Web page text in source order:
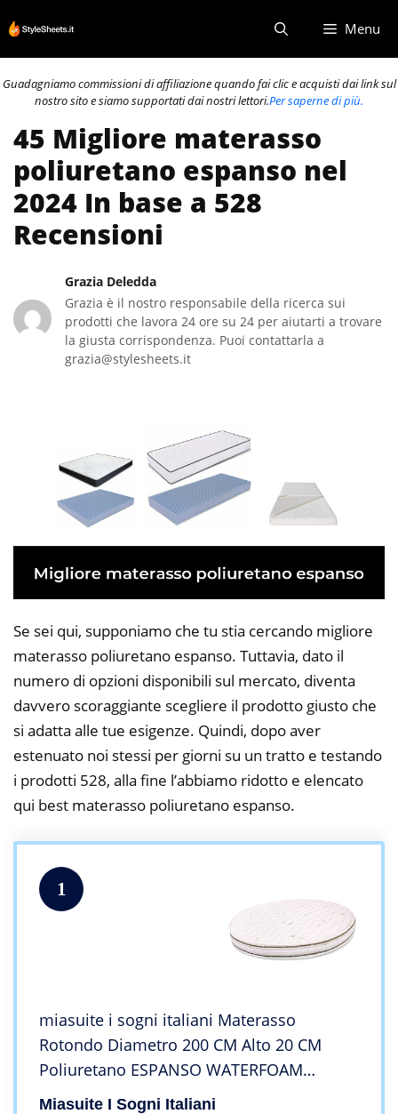
al
contenuto
Menu
Guadagniamo commissioni di affiliazione quando fai clic e acquisti dai link sul
nostro sito e siamo supportati dai nostri lettori.Per saperne di più.
45 Migliore materasso
poliuretano espanso nel
2024 In base a 528
Recensioni
Grazia Deledda
Grazia è il nostro responsabile della ricerca sui
prodotti che lavora 24 ore su 24 per aiutarti a trovare
la giusta corrispondenza. Puoi contattarla a
grazia@stylesheets.it
Se sei qui, supponiamo che tu stia cercando migliore
materasso poliuretano espanso. Tuttavia, dato il
numero di opzioni disponibili sul mercato, diventa
davvero scoraggiante scegliere il prodotto giusto che
si adatta alle tue esigenze. Quindi, dopo aver
estenuato noi stessi per giorni su un tratto e testando
i prodotti 528, alla fine l’abbiamo ridotto e elencato
qui best materasso poliuretano espanso.
1
miasuite i sogni italiani Materasso
Rotondo Diametro 200 CM Alto 20 CM
Poliuretano ESPANSO WATERFOAM
Ortopedico Anallergico
Miasuite I Sogni Italiani